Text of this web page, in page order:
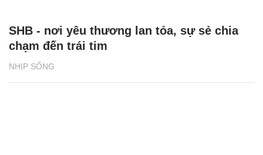
NHỊP SỐNG
SHB - nơi yêu thương lan tỏa, sự sẻ chia
chạm đến trái tim